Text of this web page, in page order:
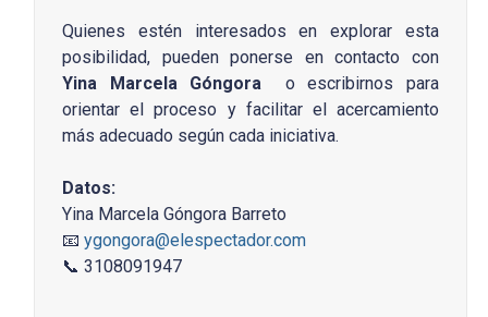
Quienes estén interesados en explorar esta
posibilidad, pueden ponerse en contacto con
Yina Marcela Góngorao escribirnos para
orientar el proceso y facilitar el acercamiento
más adecuado según cada iniciativa.
Datos:
Yina Marcela Góngora Barreto
📧ygongora@elespectador.com
📞 3108091947